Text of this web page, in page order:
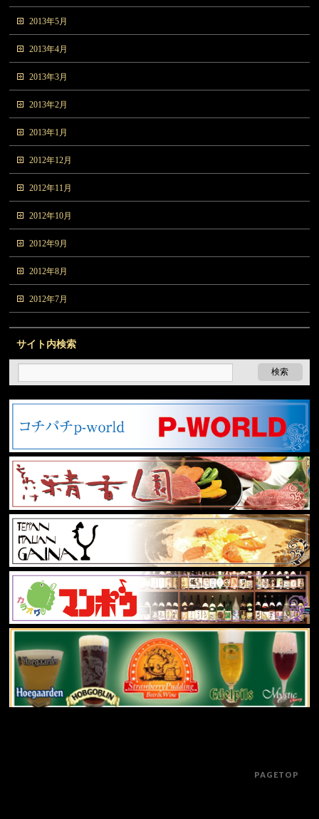
2013年5月
2013年4月
2013年3月
2013年2月
2013年1月
2012年12月
2012年11月
2012年10月
2012年9月
2012年8月
2012年7月
サイト内検索
PAGETOP